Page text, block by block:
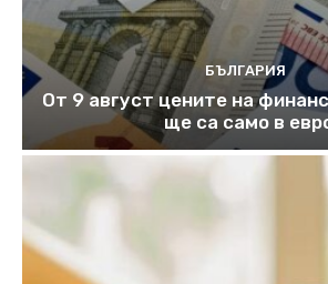
БЪЛГАРИЯ
От 9 август цените на
ще са само в